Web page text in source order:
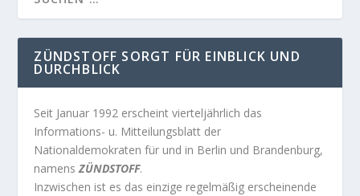
ZÜNDSTOFF SORGT FÜR EINBLICK UND
DURCHBLICK
Seit Januar 1992 erscheint vierteljährlich das
Informations- u. Mitteilungsblatt der
Nationaldemokraten für und in Berlin und Brandenburg,
namensZÜNDSTOFF.
Inzwischen ist es das einzige regelmäßig erscheinende